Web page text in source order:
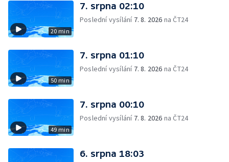
20 min
7. srpna 02:10
Poslední vysílání 7. 8. 2026 na ČT24
50 min
7. srpna 01:10
Poslední vysílání 7. 8. 2026 na ČT24
49 min
7. srpna 00:10
Poslední vysílání 7. 8. 2026 na ČT24
6. srpna 18:03